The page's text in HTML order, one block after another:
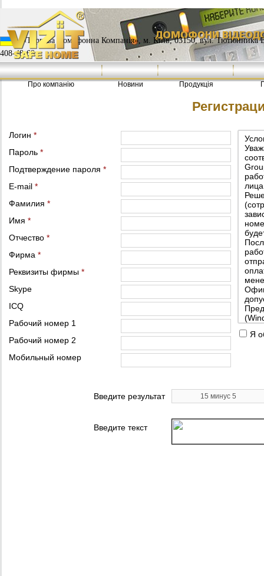
«Торгова Домофонна Компанія», м. Київ, 03150, вул. Тютюнника
408-48-68
Про компанію Новини Продукція
Логин *
Пароль *
Подтверждение пароля *
E-mail *
Фамилия *
Имя *
Отчество *
Фирма *
Реквизиты фирмы *
Skype
ICQ
Рабочий номер 1
Рабочий номер 2
Мобильный номер
Я
Введите результат
Введите текст